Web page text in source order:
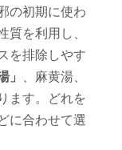
の初期に使わ
を利用し、
を排除しやす
」
、麻黄湯、
ます。どれを
に合わせて選